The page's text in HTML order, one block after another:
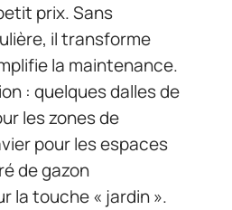
prix. Sans
il transforme
la maintenance.
: quelques dalles de
les zones de
pour les espaces
de gazon
la touche « jardin ».